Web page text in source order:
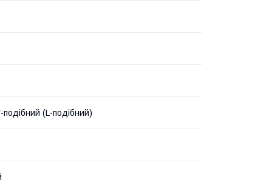
подібний (L-подібний)